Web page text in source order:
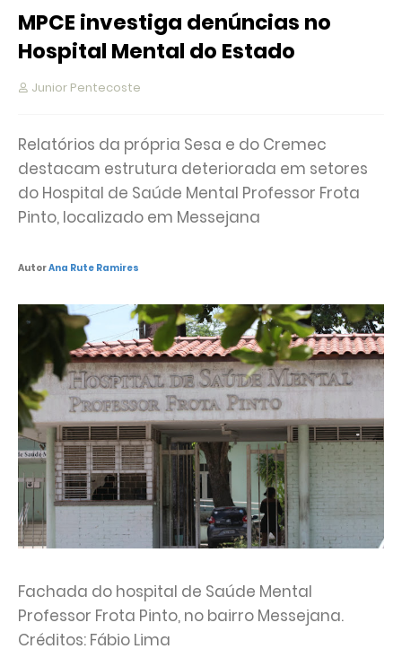
CRÍTICO
MPCE investiga denúncias no
Hospital Mental do Estado
Junior Pentecoste
Relatórios da própria Sesa e do Cremec
destacam estrutura deteriorada em setores
do Hospital de Saúde Mental Professor Frota
Pinto, localizado em Messejana
AutorAna Rute Ramires
Fachada do hospital de Saúde Mental
Professor Frota Pinto, no bairro Messejana.
Créditos: Fábio Lima